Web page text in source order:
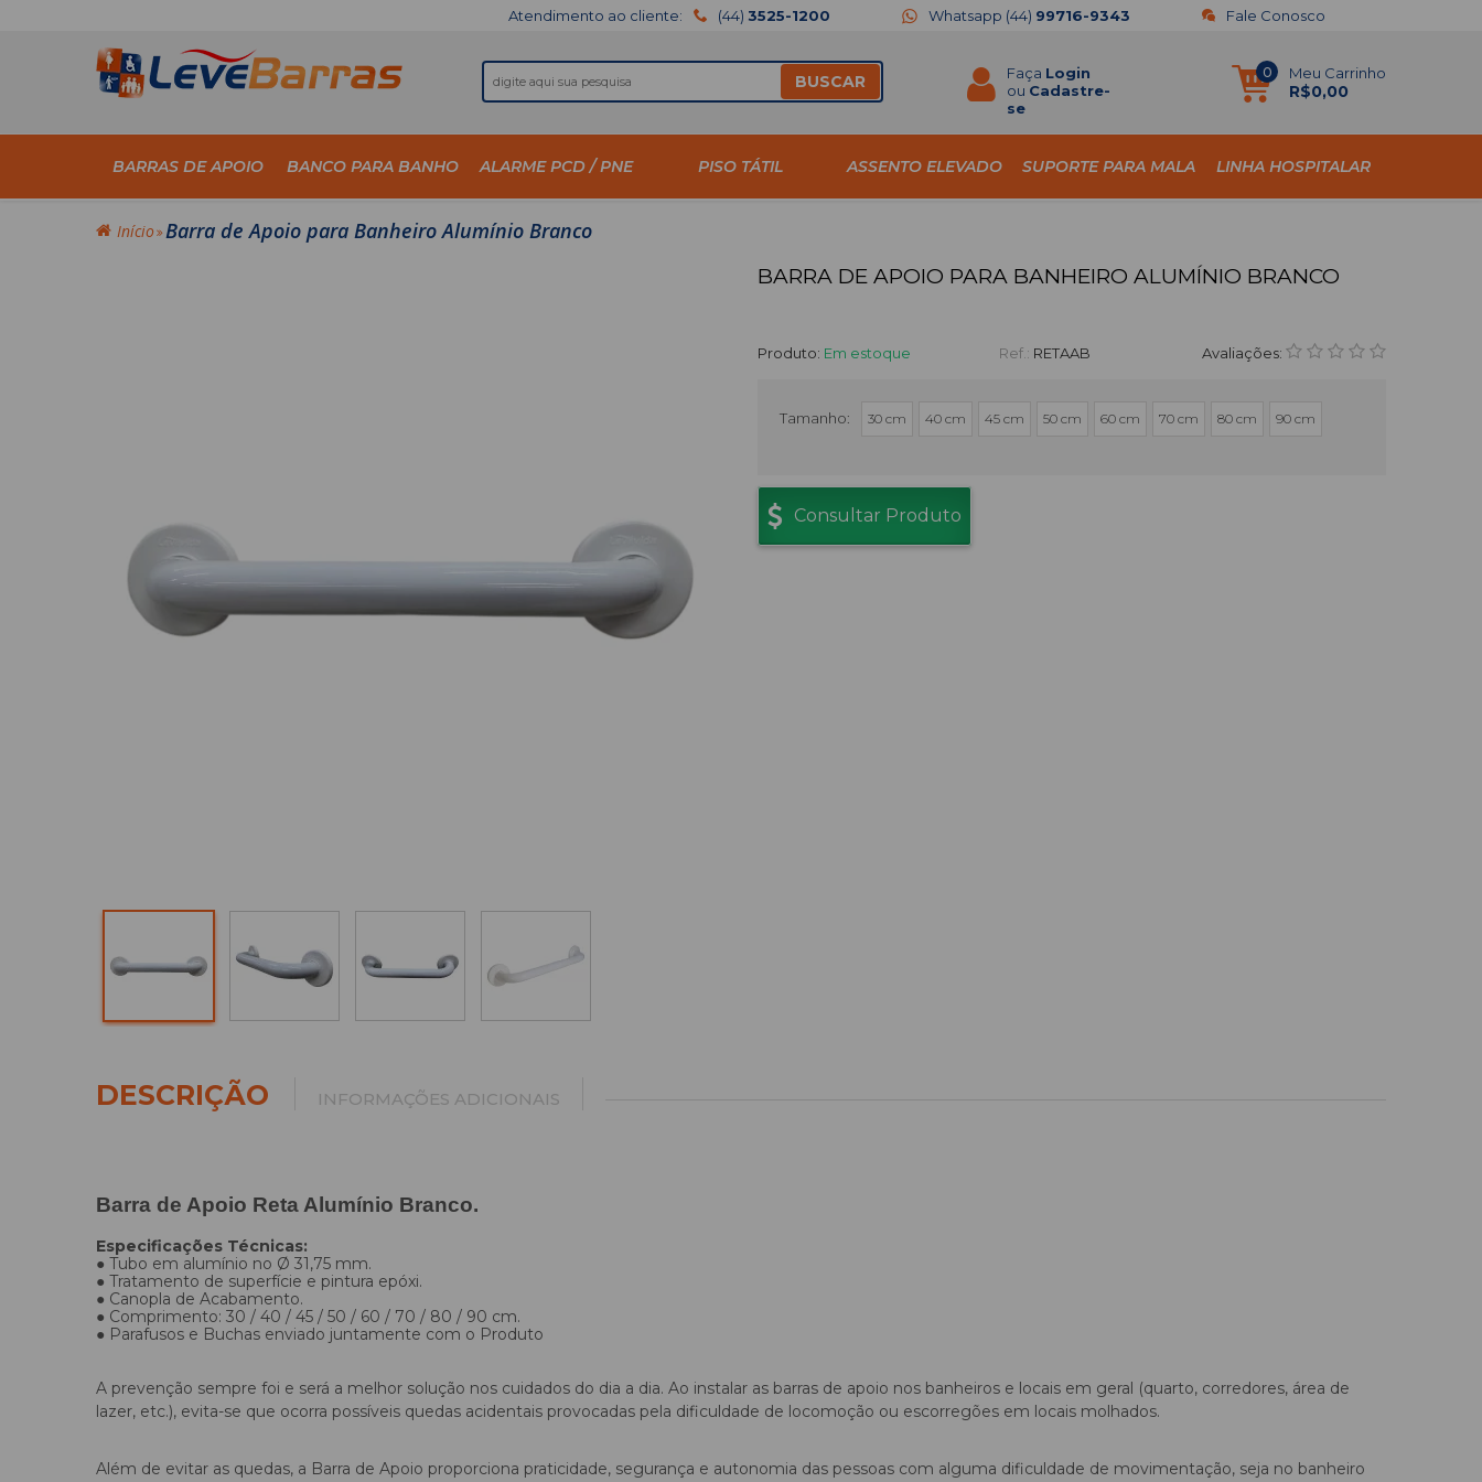
Atendimento ao cliente: (44) 3525-1200 Whatsapp (44) 99716-9343 Fale Conosco
BUSCAR Faça Login
ou Cadastre-
se
0 Meu Carrinho
R$0,00
BARRAS DE APOIO BANCO PARA BANHO ALARME PCD / PNE PISO TÁTIL ASSENTO ELEVADO SUPORTE PARA MALA LINHA HOSPITALAR
Início Barra de Apoio para Banheiro Alumínio Branco
BARRA DE APOIO PARA BANHEIRO ALUMÍNIO BRANCO
Produto: Em estoque Ref.: RETAAB Avaliações:
Tamanho 30 cm 40 cm 45 cm 50 cm 60 cm 70 cm 80 cm 90 cm
Consultar Produto
DESCRIÇÃO
Barra de Apoio Reta Alumínio Branco.
Especificações Técnicas:
● Tubo em alumínio no Ø 31,75 mm.
● Tratamento de superfície e pintura epóxi.
● Canopla de Acabamento.
● Comprimento: 30 / 40 / 45 / 50 / 60 / 70 / 80 / 90 cm.
● Parafusos e Buchas enviado juntamente com o Produto
A prevenção sempre foi e será a melhor solução nos cuidados do dia a dia. Ao instalar as barras de apoio nos banheiros e locais em geral (quarto, corredores, área de
lazer, etc.), evita-se que ocorra possíveis quedas acidentais provocadas pela dificuldade de locomoção ou escorregões em locais molhados.
Além de evitar as quedas, a Barra de Apoio proporciona praticidade, segurança e autonomia das pessoas com alguma dificuldade de movimentação, seja no banheiro
INFORMAÇÕES ADICIONAIS